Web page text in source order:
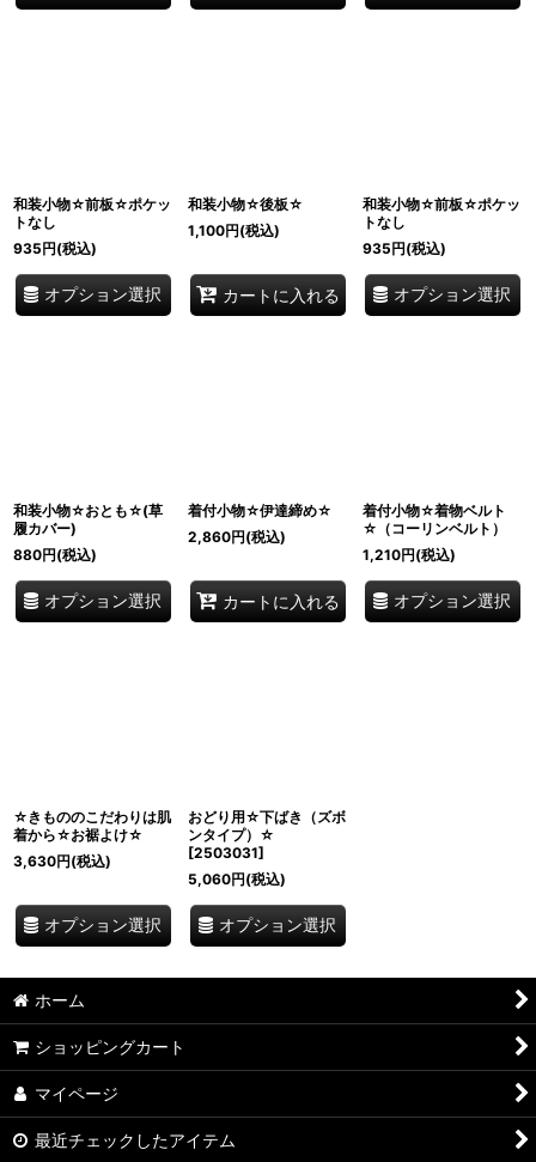
和装小物☆前板☆ポケッ
トなし
935円(税込)
オプション選択
和装小物☆後板☆
1,100円(税込)
カートに入れる
和装小物☆前板☆ポケッ
トなし
935円(税込)
オプション選択
和装小物☆おとも☆(草
履カバー)
880円(税込)
オプション選択
着付小物☆伊達締め☆
2,860円(税込)
カートに入れる
着付小物☆着物ベルト
☆（コーリンベルト）
1,210円(税込)
オプション選択
☆きもののこだわりは肌
着から☆お裾よけ☆
3,630円(税込)
オプション選択
おどり用☆下ばき（ズボ
ンタイプ）☆
[2503031]
5,060円(税込)
オプション選択
ホーム
ショッピングカート
マイページ
最近チェックしたアイテム